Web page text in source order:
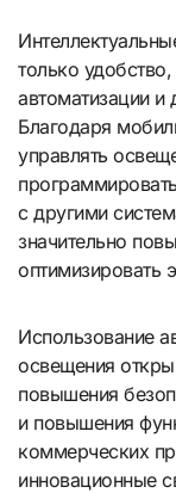
только
автоматизации и
Благодаря
управлять
с другими
значительно
оптимизировать
Использование
освещения
повышения
и повышения
коммерческих
инновационные